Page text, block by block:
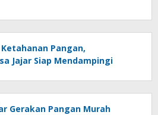
Pangan,
Jajar Siap Mendampingi
Gerakan Pangan Murah